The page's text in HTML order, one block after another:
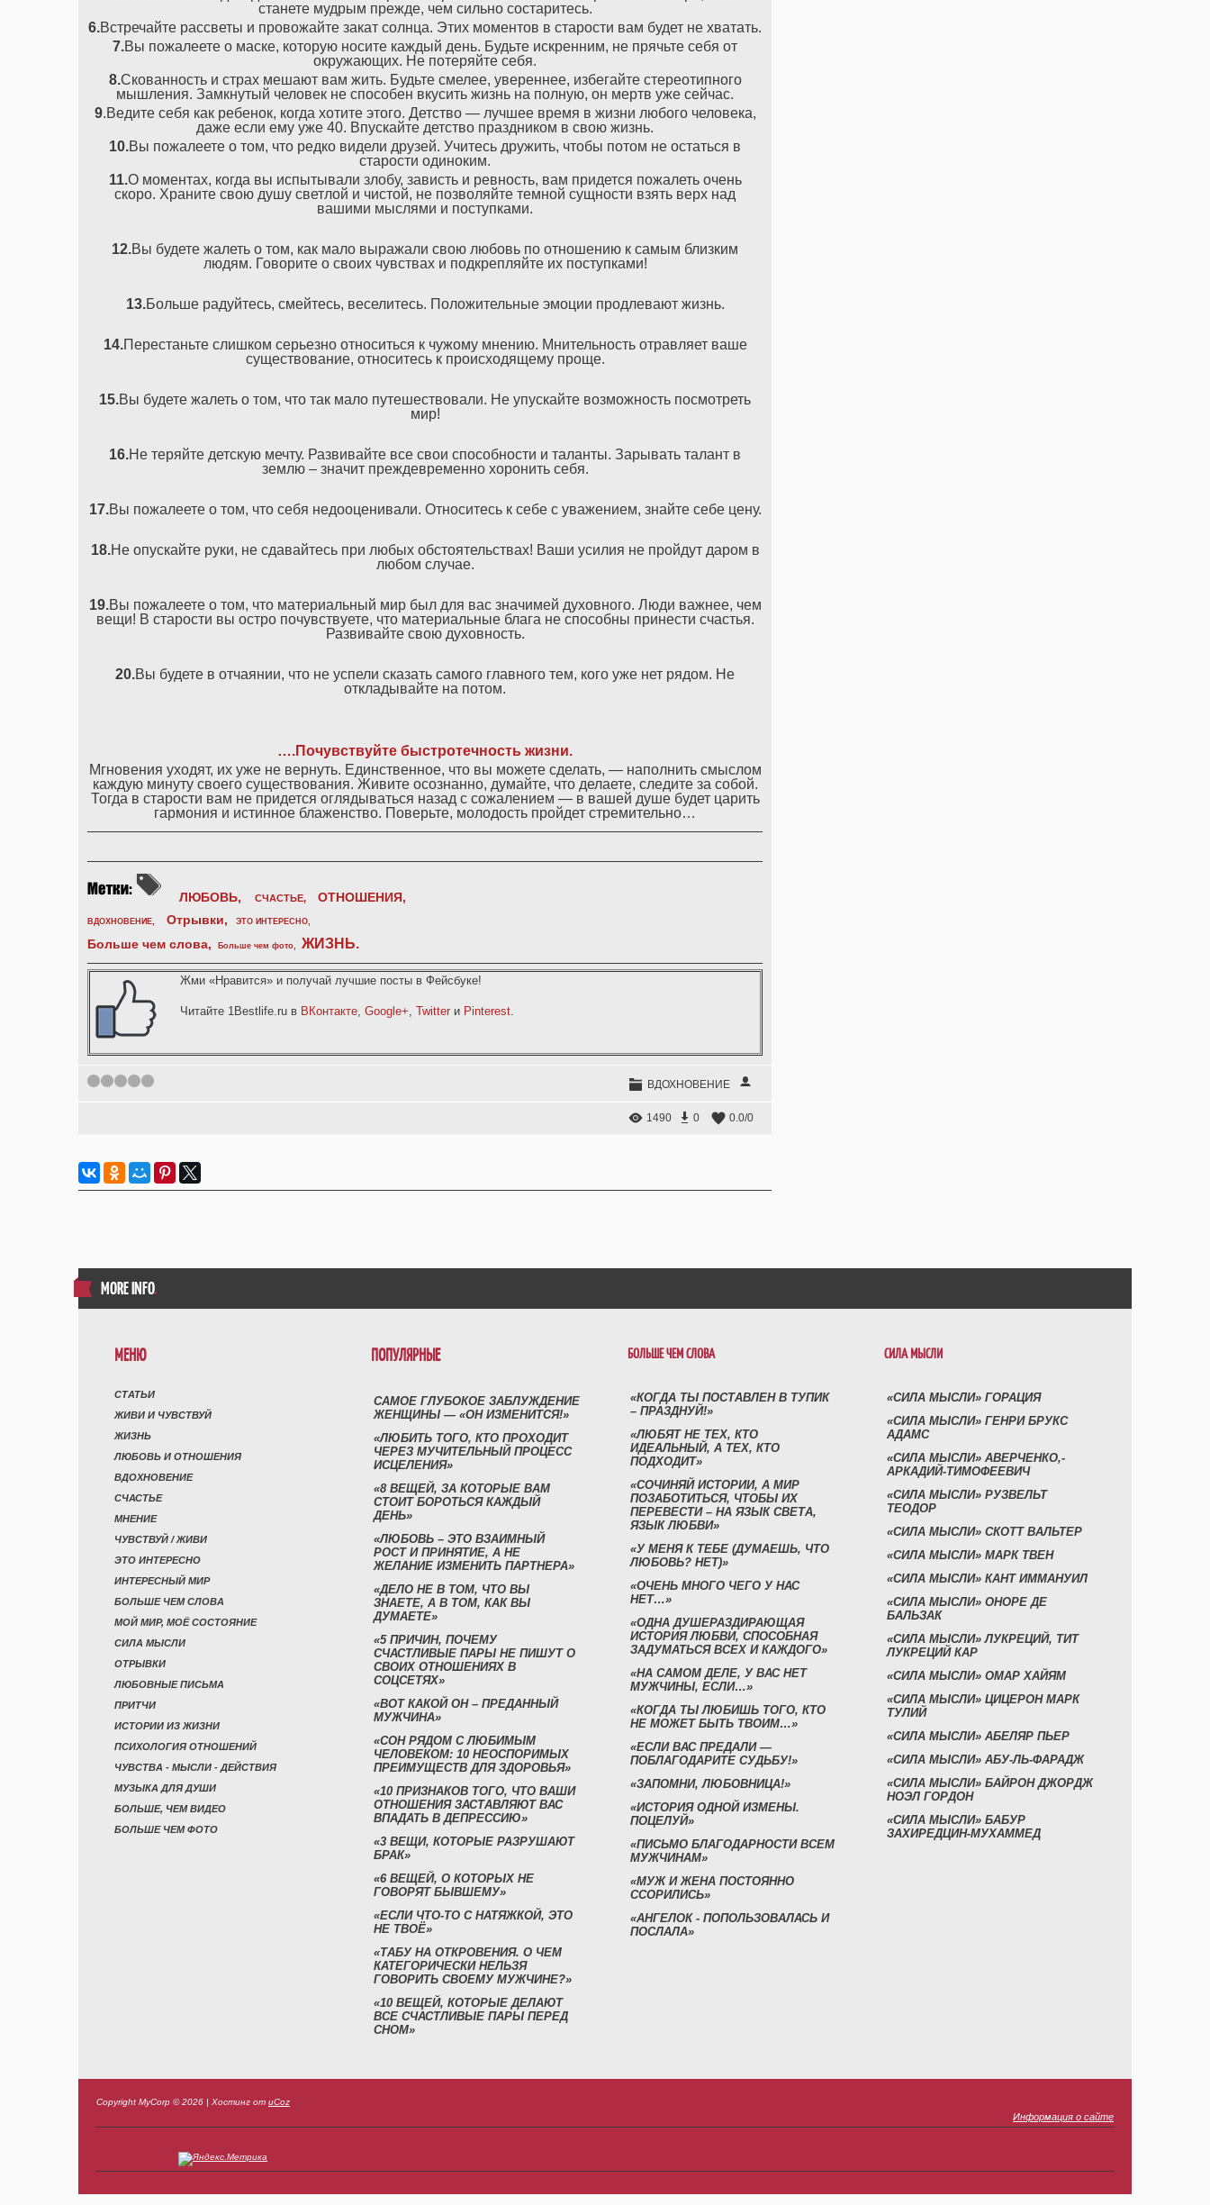
станете мудрым прежде, чем сильно состаритесь.
6.Встречайте рассветы и провожайте закат солнца. Этих моментов в старости вам будет не хватать.
7.Вы пожалеете о маске, которую носите каждый день. Будьте искренним, не прячьте себя от
окружающих. Не потеряйте себя.
8.Скованность и страх мешают вам жить. Будьте смелее, увереннее, избегайте стереотипного
мышления. Замкнутый человек не способен вкусить жизнь на полную, он мертв уже сейчас.
9.Ведите себя как ребенок, когда хотите этого. Детство — лучшее время в жизни любого человека,
даже если ему уже 40. Впускайте детство праздником в свою жизнь.
10.Вы пожалеете о том, что редко видели друзей. Учитесь дружить, чтобы потом не остаться в
старости одиноким.
11.О моментах, когда вы испытывали злобу, зависть и ревность, вам придется пожалеть очень
скоро. Храните свою душу светлой и чистой, не позволяйте темной сущности взять верх над
вашими мыслями и поступками.
12.Вы будете жалеть о том, как мало выражали свою любовь по отношению к самым близким
людям. Говорите о своих чувствах и подкрепляйте их поступками!
13.Больше радуйтесь, смейтесь, веселитесь. Положительные эмоции продлевают жизнь.
14.Перестаньте слишком серьезно относиться к чужому мнению. Мнительность отравляет ваше
существование, относитесь к происходящему проще.
15.Вы будете жалеть о том, что так мало путешествовали. Не упускайте возможность посмотреть
мир!
16.Не теряйте детскую мечту. Развивайте все свои способности и таланты. Зарывать талант в
землю – значит преждевременно хоронить себя.
17.Вы пожалеете о том, что себя недооценивали. Относитесь к себе с уважением, знайте себе цену.
18.Не опускайте руки, не сдавайтесь при любых обстоятельствах! Ваши усилия не пройдут даром в
любом случае.
19.Вы пожалеете о том, что материальный мир был для вас значимей духовного. Люди важнее, чем
вещи! В старости вы остро почувствуете, что материальные блага не способны принести счастья.
Развивайте свою духовность.
20.Вы будете в отчаянии, что не успели сказать самого главного тем, кого уже нет рядом. Не
откладывайте на потом.
….Почувствуйте быстротечность жизни.
Мгновения уходят, их уже не вернуть. Единственное, что вы можете сделать, — наполнить смыслом
каждую минуту своего существования. Живите осознанно, думайте, что делаете, следите за собой.
Тогда в старости вам не придется оглядываться назад с сожалением — в вашей душе будет царить
гармония и истинное блаженство. Поверьте, молодость пройдет стремительно…
ЛЮБОВЬ, СЧАСТЬЕ, ОТНОШЕНИЯ,
ВДОХНОВЕНИЕ, Отрывки, ЭТО ИНТЕРЕСНО,
Больше чем слова, Больше чем фото, ЖИЗНЬ.
Жми «Нравится» и получай лучшие посты в Фейсбуке!
Читайте 1Bestlife.ru в ВКонтакте, Google+, Twitter и Pinterest.
1 2 3 4 ВДОХНОВЕНИЕ
1490 0 0.0/0
MORE INFO.
МЕНЮ
СТАТЬИ
ЖИВИ И ЧУВСТВУЙ
ЖИЗНЬ
ЛЮБОВЬ И ОТНОШЕНИЯ
ВДОХНОВЕНИЕ
СЧАСТЬЕ
МНЕНИЕ
ЧУВСТВУЙ / ЖИВИ
ЭТО ИНТЕРЕСНО
ИНТЕРЕСНЫЙ МИР
БОЛЬШЕ ЧЕМ СЛОВА
МОЙ МИР, МОЁ СОСТОЯНИЕ
СИЛА МЫСЛИ
ОТРЫВКИ
ЛЮБОВНЫЕ ПИСЬМА
ПРИТЧИ
ИСТОРИИ ИЗ ЖИЗНИ
ПСИХОЛОГИЯ ОТНОШЕНИЙ
ЧУВСТВА - МЫСЛИ - ДЕЙСТВИЯ
МУЗЫКА ДЛЯ ДУШИ
БОЛЬШЕ, ЧЕМ ВИДЕО
БОЛЬШЕ ЧЕМ ФОТО
ПОПУЛЯРНЫЕ
САМОЕ ГЛУБОКОЕ ЗАБЛУЖДЕНИЕ
ЖЕНЩИНЫ — «ОН ИЗМЕНИТСЯ!»
«ЛЮБИТЬ ТОГО, КТО ПРОХОДИТ
ЧЕРЕЗ МУЧИТЕЛЬНЫЙ ПРОЦЕСС
ИСЦЕЛЕНИЯ»
«8 ВЕЩЕЙ, ЗА КОТОРЫЕ ВАМ
СТОИТ БОРОТЬСЯ КАЖДЫЙ
ДЕНЬ»
«ЛЮБОВЬ – ЭТО ВЗАИМНЫЙ
РОСТ И ПРИНЯТИЕ, А НЕ
ЖЕЛАНИЕ ИЗМЕНИТЬ ПАРТНЕРА»
«ДЕЛО НЕ В ТОМ, ЧТО ВЫ
ЗНАЕТЕ, А В ТОМ, КАК ВЫ
ДУМАЕТЕ»
«5 ПРИЧИН, ПОЧЕМУ
СЧАСТЛИВЫЕ ПАРЫ НЕ ПИШУТ О
СВОИХ ОТНОШЕНИЯХ В
СОЦСЕТЯХ»
«ВОТ КАКОЙ ОН – ПРЕДАННЫЙ
МУЖЧИНА»
«СОН РЯДОМ С ЛЮБИМЫМ
ЧЕЛОВЕКОМ: 10 НЕОСПОРИМЫХ
ПРЕИМУЩЕСТВ ДЛЯ ЗДОРОВЬЯ»
«10 ПРИЗНАКОВ ТОГО, ЧТО ВАШИ
ОТНОШЕНИЯ ЗАСТАВЛЯЮТ ВАС
ВПАДАТЬ В ДЕПРЕССИЮ»
«3 ВЕЩИ, КОТОРЫЕ РАЗРУШАЮТ
БРАК»
«6 ВЕЩЕЙ, О КОТОРЫХ НЕ
ГОВОРЯТ БЫВШЕМУ»
«ЕСЛИ ЧТО-ТО С НАТЯЖКОЙ, ЭТО
НЕ ТВОЁ»
«ТАБУ НА ОТКРОВЕНИЯ. О ЧЕМ
КАТЕГОРИЧЕСКИ НЕЛЬЗЯ
ГОВОРИТЬ СВОЕМУ МУЖЧИНЕ?»
«10 ВЕЩЕЙ, КОТОРЫЕ ДЕЛАЮТ
ВСЕ СЧАСТЛИВЫЕ ПАРЫ ПЕРЕД
СНОМ»
БОЛЬШЕ ЧЕМ СЛОВА
«КОГДА ТЫ ПОСТАВЛЕН В ТУПИК
– ПРАЗДНУЙ!»
«ЛЮБЯТ НЕ ТЕХ, КТО
ИДЕАЛЬНЫЙ, А ТЕХ, КТО
ПОДХОДИТ»
«СОЧИНЯЙ ИСТОРИИ, А МИР
ПОЗАБОТИТЬСЯ, ЧТОБЫ ИХ
ПЕРЕВЕСТИ – НА ЯЗЫК СВЕТА,
ЯЗЫК ЛЮБВИ»
«У МЕНЯ К ТЕБЕ (ДУМАЕШЬ, ЧТО
ЛЮБОВЬ? НЕТ)»
«ОЧЕНЬ МНОГО ЧЕГО У НАС
НЕТ…»
«ОДНА ДУШЕРАЗДИРАЮЩАЯ
ИСТОРИЯ ЛЮБВИ, СПОСОБНАЯ
ЗАДУМАТЬСЯ ВСЕХ И КАЖДОГО»
«НА САМОМ ДЕЛЕ, У ВАС НЕТ
МУЖЧИНЫ, ЕСЛИ…»
«КОГДА ТЫ ЛЮБИШЬ ТОГО, КТО
НЕ МОЖЕТ БЫТЬ ТВОИМ…»
«ЕСЛИ ВАС ПРЕДАЛИ —
ПОБЛАГОДАРИТЕ СУДЬБУ!»
«ЗАПОМНИ, ЛЮБОВНИЦА!»
«ИСТОРИЯ ОДНОЙ ИЗМЕНЫ.
ПОЦЕЛУЙ»
«ПИСЬМО БЛАГОДАРНОСТИ ВСЕМ
МУЖЧИНАМ»
«МУЖ И ЖЕНА ПОСТОЯННО
ССОРИЛИСЬ»
«АНГЕЛОК - ПОПОЛЬЗОВАЛАСЬ И
ПОСЛАЛА»
СИЛА МЫСЛИ
«СИЛА МЫСЛИ» ГОРАЦИЯ
«СИЛА МЫСЛИ» ГЕНРИ БРУКС
АДАМС
«СИЛА МЫСЛИ» АВЕРЧЕНКО,-
АРКАДИЙ-ТИМОФЕЕВИЧ
«СИЛА МЫСЛИ» РУЗВЕЛЬТ
ТЕОДОР
«СИЛА МЫСЛИ» СКОТТ ВАЛЬТЕР
«СИЛА МЫСЛИ» МАРК ТВЕН
«СИЛА МЫСЛИ» КАНТ ИММАНУИЛ
«СИЛА МЫСЛИ» ОНОРЕ ДЕ
БАЛЬЗАК
«СИЛА МЫСЛИ» ЛУКРЕЦИЙ, ТИТ
ЛУКРЕЦИЙ КАР
«СИЛА МЫСЛИ» ОМАР ХАЙЯМ
«СИЛА МЫСЛИ» ЦИЦЕРОН МАРК
ТУЛИЙ
«СИЛА МЫСЛИ» АБЕЛЯР ПЬЕР
«СИЛА МЫСЛИ» АБУ-ЛЬ-ФАРАДЖ
«СИЛА МЫСЛИ» БАЙРОН ДЖОРДЖ
НОЭЛ ГОРДОН
«СИЛА МЫСЛИ» БАБУР
ЗАХИРЕДЦИН-МУХАММЕД
Copyright MyCorp © 2026 | Хостинг от uCoz
Информация о сайте